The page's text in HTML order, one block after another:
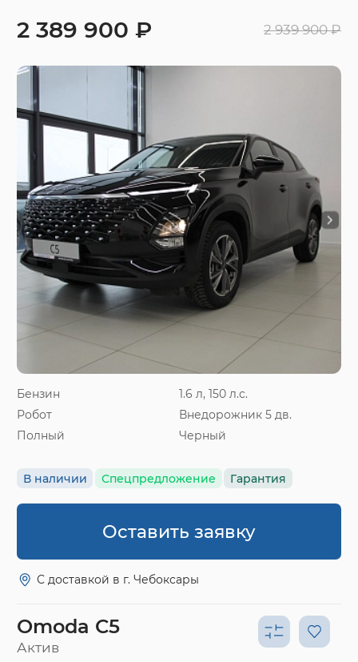
Бензин
1.6 л, 150 л.с.
Робот
Внедорожник 5 дв.
Полный
Черный
В наличии Спецпредложение Гарантия
2 389 900 ₽ 2 939 900 ₽
Оставить заявку
С доставкой в г. Чебоксары
Omoda C5
Актив